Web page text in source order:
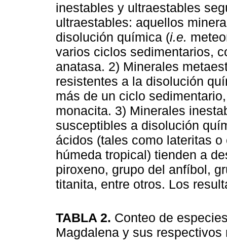
inestables y ultraestables
ultraestables: aquellos
disolución química (i.e.
varios ciclos sedimentarios,
anatasa. 2) Minerales
resistentes a la disolución
más de un ciclo
monacita. 3) Minerales
susceptibles a disolución
ácidos (tales como lateritas
húmeda tropical) tienden a
piroxeno, grupo del anfíbol,
titanita, entre otros. Los
TABLA 2. Conteo de
Magdalena y sus